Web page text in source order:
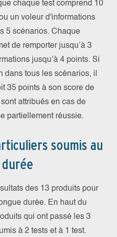
chaque test comprend 10
un voleur d'informations
5 scénarios. Chaque
de remporter jusqu’à 3
jusqu’à 4 points. Si
dans tous les scénarios, il
35 points à son score de
attribués en cas de
partiellement réussie.
soumis au
des 13 produits pour
durée. En haut du
qui ont passé les 3
à 2 tests et à 1 test.